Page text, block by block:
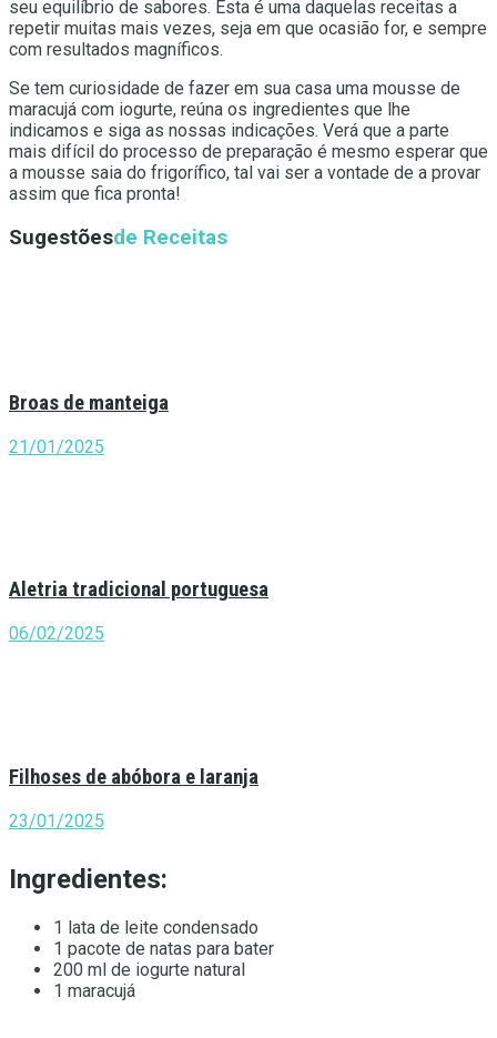
seu equilíbrio de sabores. Esta é uma daquelas receitas a
repetir muitas mais vezes, seja em que ocasião for, e sempre
com resultados magníficos.
Se tem curiosidade de fazer em sua casa uma mousse de
maracujá com iogurte, reúna os ingredientes que lhe
indicamos e siga as nossas indicações. Verá que a parte
mais difícil do processo de preparação é mesmo esperar que
a mousse saia do frigorífico, tal vai ser a vontade de a provar
assim que fica pronta!
Sugestõesde Receitas
Broas de manteiga
21/01/2025
Aletria tradicional portuguesa
06/02/2025
Filhoses de abóbora e laranja
23/01/2025
Ingredientes:
1 lata de leite condensado
1 pacote de natas para bater
200 ml de iogurte natural
1 maracujá